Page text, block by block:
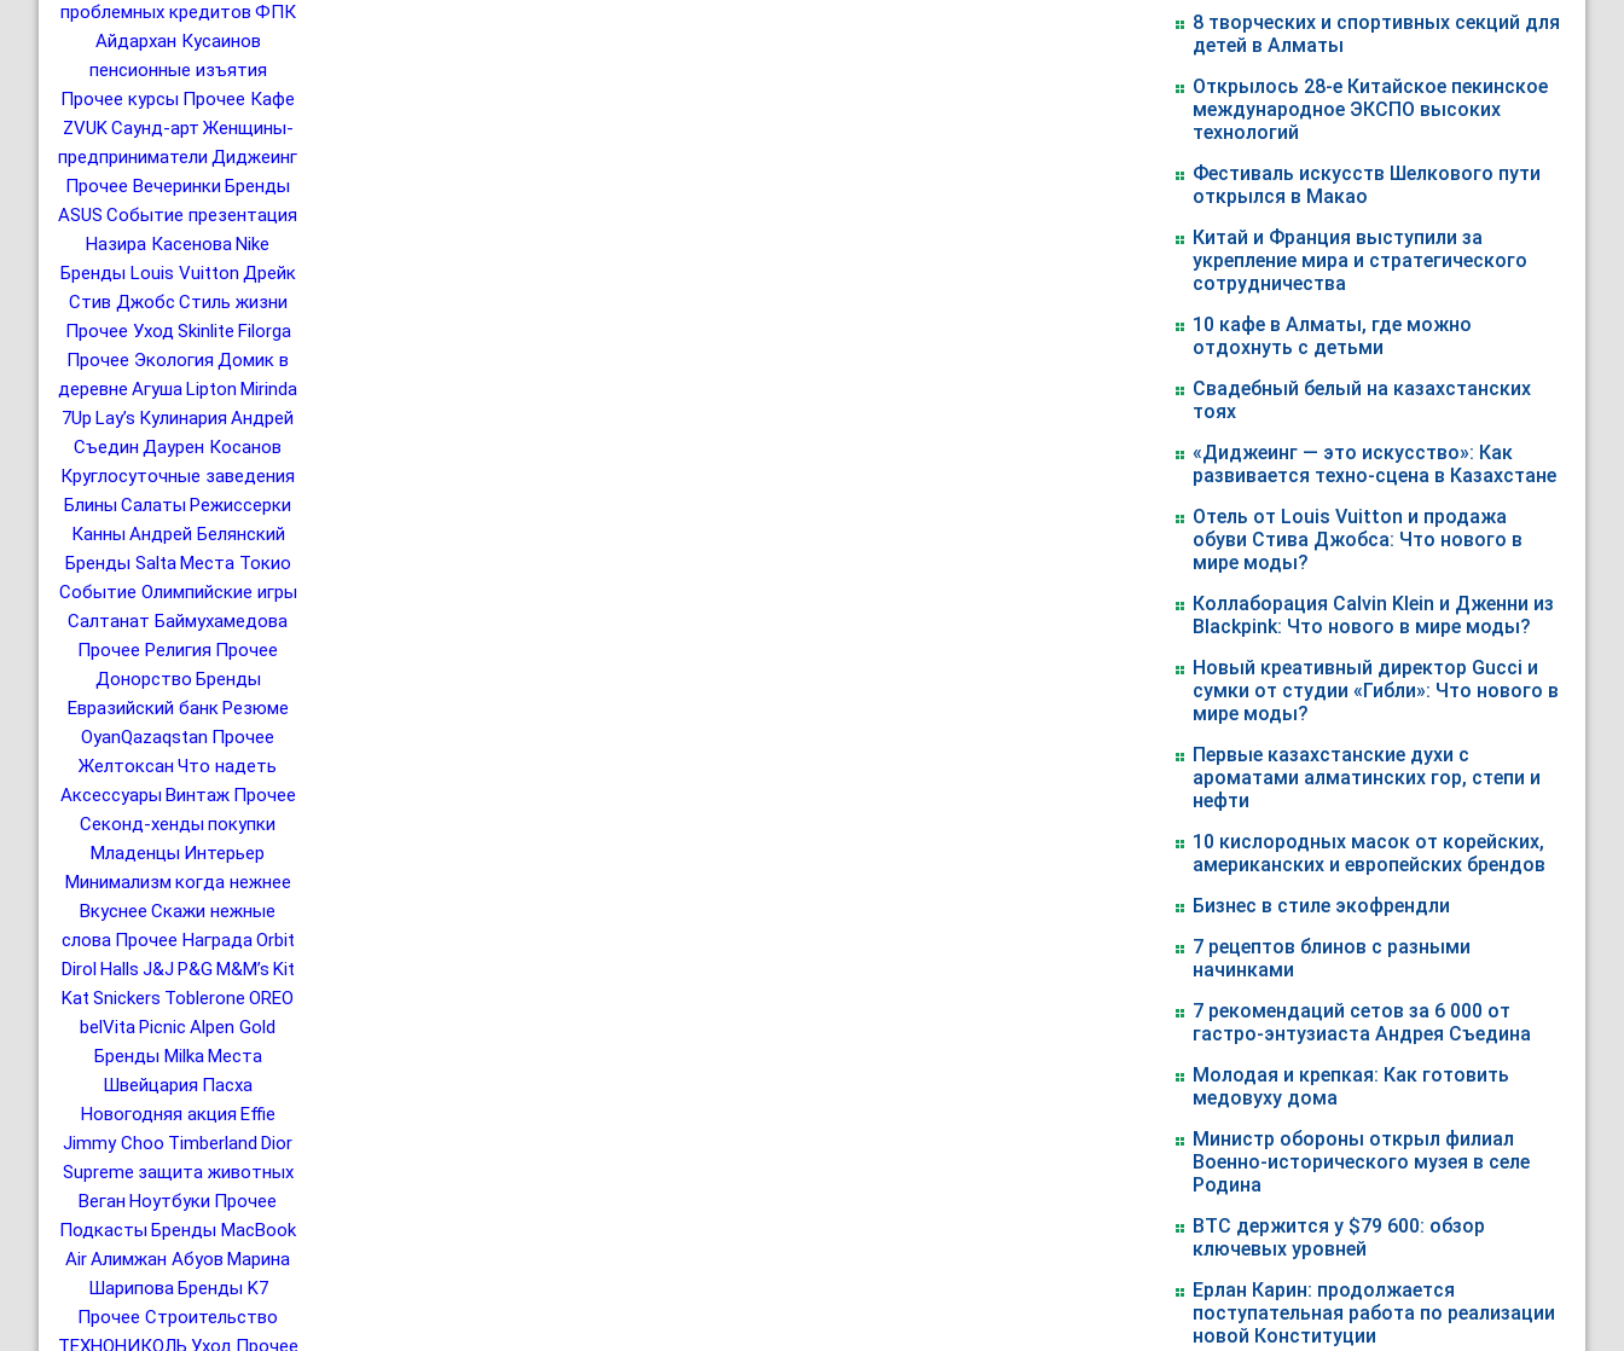
проблемных кредитов ФПК
Айдархан Кусаинов
пенсионные изъятия
Прочее курсы Прочее Кафе
ZVUKСаунд-арт Женщины-
предприниматели Диджеинг
Прочее Вечеринки Бренды
ASUS Событие презентация
Назира Касенова Nike
Бренды Louis Vuitton Дрейк
Стив Джобс Стиль жизни
Прочее Уход Skinlite Filorga
Прочее Экология Домик в
деревне Агуша Lipton Mirinda
7Up Lay’s Кулинария Андрей
Съедин Даурен Косанов
Круглосуточные заведения
Блины Салаты Режиссерки
Канны Андрей Белянский
Бренды Salta Места Токио
Событие Олимпийские игры
Салтанат Баймухамедова
Прочее Религия Прочее
Донорство Бренды
Евразийский банк Резюме
OyanQazaqstan Прочее
Желтоксан Что надеть
Аксессуары Винтаж Прочее
Секонд-хенды покупки
Младенцы Интерьер
Минимализм когда нежнее
Вкуснее Скажи нежные
слова Прочее НаградаOrbit
Dirol Halls J&J P&G M&M’s Kit
Kat Snickers Toblerone OREO
belVita Picnic Alpen Gold
Бренды Milka Места
Швейцария Пасха
Новогодняя акция Effie
Jimmy Choo Timberland Dior
Supreme защита животных
Веган Ноутбуки Прочее
Подкасты Бренды MacBook
AirАлимжан Абуов Марина
Шарипова Бренды K7
Прочее Строительство
8 творческих и спортивных секций для
детей в Алматы
Открылось 28-е Китайское пекинское
международное ЭКСПО высоких
технологий
Фестиваль искусств Шелкового пути
открылся в Макао
Китай и Франция выступили за
укрепление мира и стратегического
сотрудничества
10 кафе в Алматы, где можно
отдохнуть с детьми
Свадебный белый на казахстанских
тоях
«Диджеинг — это искусство»: Как
развивается техно-сцена в Казахстане
Отель от Louis Vuitton и продажа
обуви Стива Джобса: Что нового в
мире моды?
Коллаборация Calvin Klein и Дженни из
Blackpink: Что нового в мире моды?
Новый креативный директор Gucci и
сумки от студии «Гибли»: Что нового в
мире моды?
Первые казахстанские духи с
ароматами алматинских гор, степи и
нефти
10 кислородных масок от корейских,
американских и европейских брендов
Бизнес в стиле экофрендли
7 рецептов блинов с разными
начинками
7 рекомендаций сетов за 6 000 от
гастро-энтузиаста Андрея Съедина
Молодая и крепкая: Как готовить
медовуху дома
Министр обороны открыл филиал
Военно-исторического музея в селе
Родина
BTC держится у $79 600: обзор
ключевых уровней
Ерлан Карин: продолжается
поступательная работа по реализации
новой Конституции